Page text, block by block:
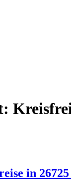
in